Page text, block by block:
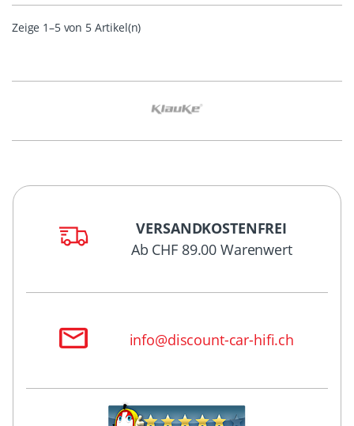
Zeige 1–5 von 5 Artikel(n)
VERSANDKOSTENFREI
Ab CHF 89.00 Warenwert
info@discount-car-hifi.ch